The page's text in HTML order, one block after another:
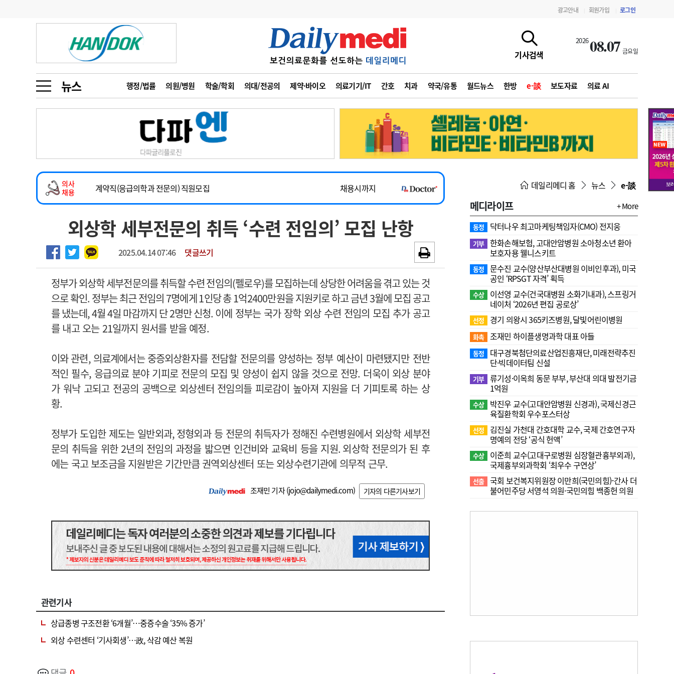
광고안내 회원가입 로그인
기사검색
202608.07 금요일
뉴스 행정/법률 의원/병원 학술/학회 의대/전공의 제약·바이오 의료기기/IT 간호 치과 약국/유통 월드뉴스 한방 e-談 보도자료 의료 AI
금주의 검색어
1
의사인력 수급 추계
2
성분명 처방
3
AI의료
4
전공의 모집 결과
6
관리급여 실시
지필공 지원책
수련환경 개선
의과대학 입시
인사 사고
오피니언 수첩
인물 초대석 피플
동영상뉴스
포토뉴스
메디 Hospital 지역병원 중소병원
인포메이션 행정처분 판례 정책/통계 공시 지침·기준·평가 약제급여 심사 결과
고객센터 회사소개 법적고지 광고안내
의사
채용
2026년 하반기 인턴 모집
~2026-08-31
마취통증의학과 임기제 임상의사 채용
채용시까지
계약직(응급의학과 전문의) 직원모집
채용시까지
하반기 전공의(레지던트1년차) 모집
~2026-08-15
2026년 하반기 인턴 모집
~2026-08-31
마취통증의학과 임기제 임상의사 채용
외상학 세부전문의 취득 ‘수련 전임의’ 모집 난항
2025.04.14 07:46 댓글쓰기
정부가 외상학 세부전문의를 취득할 수련 전임의(펠로우)를 모집하는데 상당한 어려움을 겪고 있는 것
으로 확인. 정부는 최근 전임의 7명에게1인당 총1억2400만원을 지원키로 하고 금년 3월에 모집 공고
를 냈는데,4월4일 마감까지 단2명만 신청. 이에 정부는 국가 장학 외상 수련 전임의 모집 추가 공고
를 내고 오는 21일까지 원서를 받을 예정.
이와 관련, 의료계에서는중증외상환자를 전담할 전문의를 양성하는 정부 예산이 마련됐지만 전반
적인 필수, 응급의료 분야 기피로 전문의 모집 및 양성이 쉽지 않을 것으로 전망. 더욱이 외상 분야
가 워낙 고되고 전공의 공백으로 외상센터 전임의들 피로감이 높아져 지원을 더 기피토록 하는 상
황.
정부가 도입한 제도는 일반외과,정형외과 등 전문의 취득자가 정해진 수련병원에서 외상학 세부전
문의 취득을 위한2년의 전임의 과정을 밟으면 인건비와 교육비 등을 지원. 외상학 전문의가 된 후
에는 국고 보조금을 지원받은 기간만큼 권역외상센터 또는 외상수련기관에 의무적 근무.
조재민 기자 (jojo@dailymedi.com) 기자의 다른기사보기
관련기사
상급종병 구조전환 ‘6개월’…중증수술 ‘35% 증가’
외상 수련센터 ‘기사회생’…政, 삭감 예산 복원
데일리메디 홈 뉴스 e-談
메디라이프 + More
동정 닥터나우 최고마케팅책임자(CMO) 전지웅
기부 한화손해보험, 고대안암병원 소아청소년 환아
보호자용 웰니스키트
동정
문수진 교수( 양산부산대병원 이비인후과), 미국
공인 ‘RPSGT 자격’ 획득
수상
이선영 교수(건국대병원 소화기내과), 스프링거
네이처 ‘2026년 편집 공로상’
선정 경기 의왕시 365키즈병원, 달빛어린이병원
화촉 조재민 하이플생명과학 대표 아들
동정
대구경북첨단의료산업진흥재단, 미래전략추진
단·빅데이터팀 신설
기부 류기성·이옥희 동문 부부, 부산대 의대 발전기금
1억원
수상
박진우 교수(고대안암병원 신경과), 국제신경근
육질환학회 우수포스터상
선정
김진실 가천대 간호대학 교수, 국제 간호연구자
명예의 전당 ‘공식 헌액’
수상
이준희 교수(고대구로병원 심장혈관흉부외과),
국제흉부외과학회 ‘최우수 구연상’
선출 국회 보건복지위원장 이만희(국민의힘)-간사 더
불어민주당 서영석 의원·국민의힘 백종헌 의원